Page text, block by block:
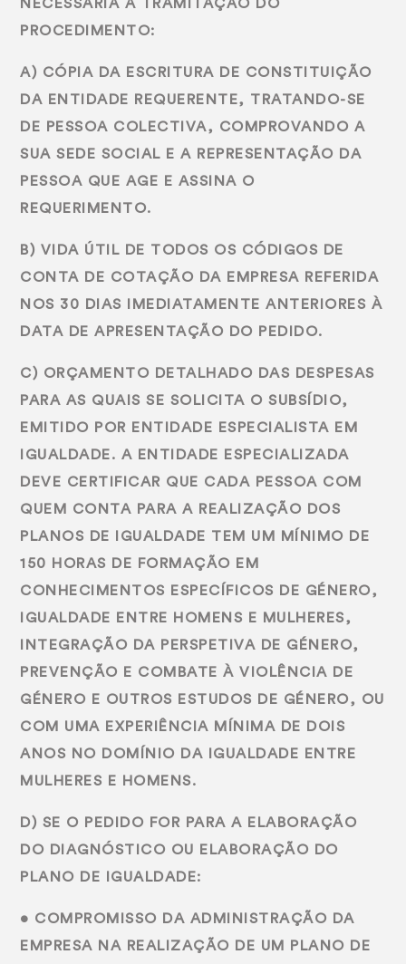
NECESSÁRIA À TRAMITAÇÃO DO
PROCEDIMENTO:
A) CÓPIA DA ESCRITURA DE CONSTITUIÇÃO
DA ENTIDADE REQUERENTE, TRATANDO-SE
DE PESSOA COLECTIVA, COMPROVANDO A
SUA SEDE SOCIAL E A REPRESENTAÇÃO DA
PESSOA QUE AGE E ASSINA O
REQUERIMENTO.
B) VIDA ÚTIL DE TODOS OS CÓDIGOS DE
CONTA DE COTAÇÃO DA EMPRESA REFERIDA
NOS 30 DIAS IMEDIATAMENTE ANTERIORES À
DATA DE APRESENTAÇÃO DO PEDIDO.
C) ORÇAMENTO DETALHADO DAS DESPESAS
PARA AS QUAIS SE SOLICITA O SUBSÍDIO,
EMITIDO POR ENTIDADE ESPECIALISTA EM
IGUALDADE. A ENTIDADE ESPECIALIZADA
DEVE CERTIFICAR QUE CADA PESSOA COM
QUEM CONTA PARA A REALIZAÇÃO DOS
PLANOS DE IGUALDADE TEM UM MÍNIMO DE
150 HORAS DE FORMAÇÃO EM
CONHECIMENTOS ESPECÍFICOS DE GÉNERO,
IGUALDADE ENTRE HOMENS E MULHERES,
INTEGRAÇÃO DA PERSPETIVA DE GÉNERO,
PREVENÇÃO E COMBATE À VIOLÊNCIA DE
GÉNERO E OUTROS ESTUDOS DE GÉNERO, OU
COM UMA EXPERIÊNCIA MÍNIMA DE DOIS
ANOS NO DOMÍNIO DA IGUALDADE ENTRE
MULHERES E HOMENS.
D) SE O PEDIDO FOR PARA A ELABORAÇÃO
DO DIAGNÓSTICO OU ELABORAÇÃO DO
PLANO DE IGUALDADE:
• COMPROMISSO DA ADMINISTRAÇÃO DA
EMPRESA NA REALIZAÇÃO DE UM PLANO DE